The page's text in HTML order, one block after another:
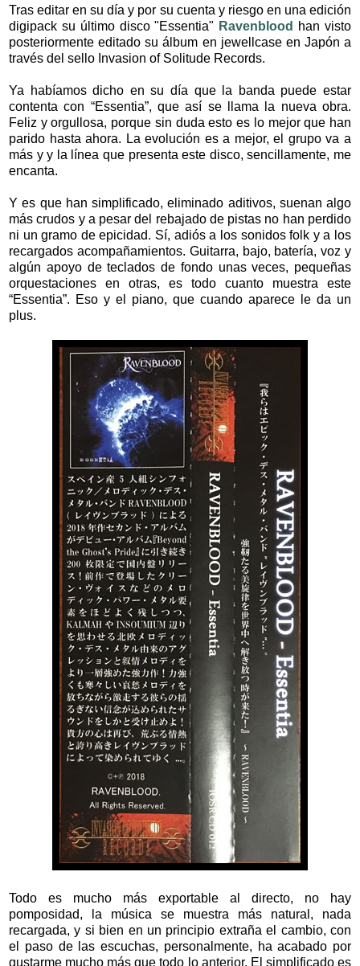
Tras editar en su día y por su cuenta y riesgo en una edición
digipack su último disco "Essentia" Ravenblood
han visto
posteriormente editado su álbum en jewellcase en Japón a
través del sello Invasion of Solitude Records.
Ya habíamos dicho en su día que la banda puede estar
contenta con “Essentia”, que así se llama la nueva obra.
Feliz y orgullosa, porque sin duda esto es lo mejor que han
parido hasta ahora. La evolución es a mejor, el grupo va a
más y y la línea que presenta este disco, sencillamente, me
encanta.
Y es que han simplificado, eliminado aditivos, suenan algo
más crudos y a pesar del rebajado de pistas no han perdido
ni un gramo de epicidad. Sí, adiós a los sonidos folk y a los
recargados acompañamientos. Guitarra, bajo, batería, voz y
algún apoyo de teclados de fondo unas veces, pequeñas
orquestaciones en otras, es todo cuanto muestra este
“Essentia”. Eso y el piano, que cuando aparece le da un
plus.
Todo es mucho más exportable al directo, no hay
pomposidad, la música se muestra más natural, nada
recargada, y si bien en un principio extraña el cambio, con
el paso de las escuchas, personalmente, ha acabado por
gustarme mucho más que todo lo anterior. El simplificado es